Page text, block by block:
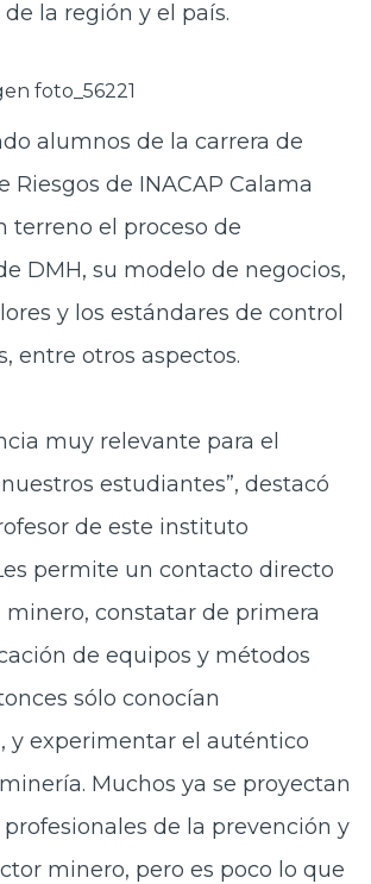
la región y el país.
alumnos de la carrera de
Riesgos de INACAP Calama
terreno el proceso de
DMH, su modelo de negocios,
y los estándares de control
entre otros aspectos.
muy relevante para el
estudiantes”, destacó
de este instituto
permite un contacto directo
minero, constatar de primera
de equipos y métodos
sólo conocían
y experimentar el auténtico
Muchos ya se proyectan
de la prevención y
minero, pero es poco lo que